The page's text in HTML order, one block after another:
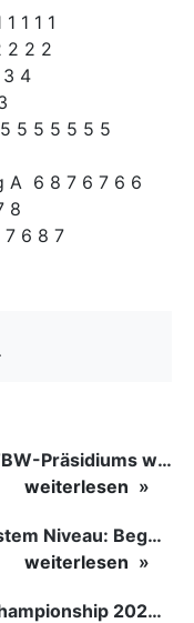
1 1 1
2 2 2
3 4
5 5 5 5 5 5
A 6 8 7 6 7 6 6
8
7 6 8 7
Erreichbarkeit des TBW-Präsidiums während der GOC 2026
weiterlesen
Tanzsport auf höchstem Niveau: Begeisterung bei den Turnieren in…
weiterlesen
German Breaking Championship 2026 in Hannover